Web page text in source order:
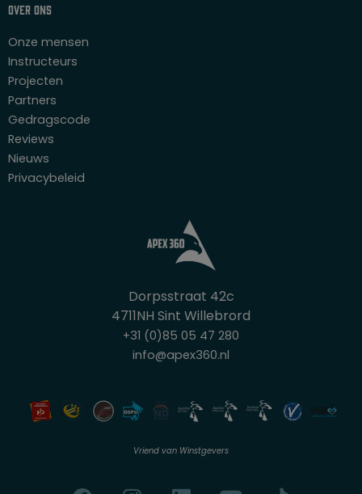
Over ons
Onze mensen
Instructeurs
Projecten
Partners
Gedragscode
Reviews
Nieuws
Privacybeleid
Dorpsstraat 42c
4711NH Sint Willebrord
+31 (0)85 05 47 280
info@apex360.nl
Vriend van Winstgevers
F I L Y